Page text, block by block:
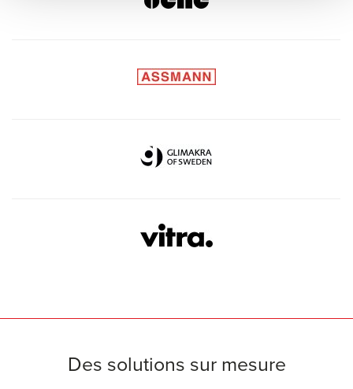
Des solutions sur mesure